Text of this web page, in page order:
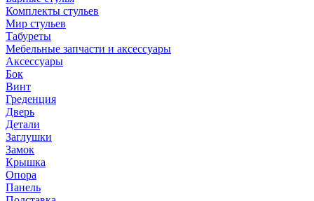
Комплекты стульев
Мир стульев
Табуреты
Мебельные запчасти и аксессуары
Аксессуары
Бок
Винт
Греденция
Дверь
Детали
Заглушки
Замок
Крышка
Опора
Панель